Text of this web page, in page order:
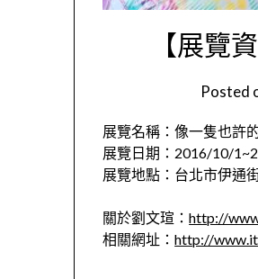
【展覽
Posted
展覽名稱：像一隻也許
展覽日期：2016/10/
展覽地點：台北市伊通
關於劉文瑄：http://
相關網址：http://